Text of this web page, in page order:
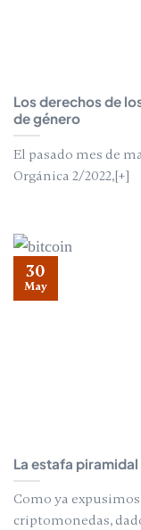
Los derechos de
de género
El pasado mes de
Orgánica 2/2022,[+]
La estafa
Como ya
criptomonedas,
30
May